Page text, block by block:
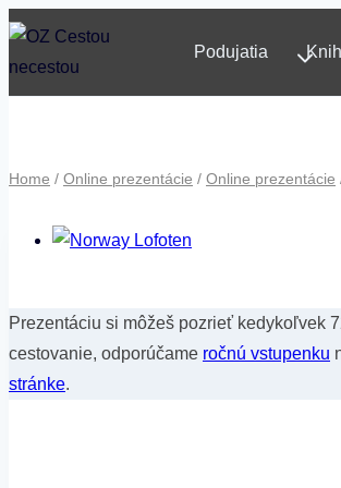
Skip
Podujatia
Home / Online prezentácie / Online prezentácie
Prezentáciu si môžeš pozrieť kedykoľvek
cestovanie, odporúčame ročnú vstupenku
stránke.